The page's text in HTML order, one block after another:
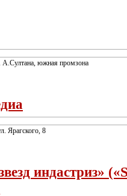
А.Султана, южная промзона
Ярагского, 8
индастриз»